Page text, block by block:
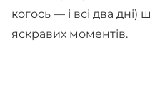
когось — і всі два дні)
яскравих моментів.